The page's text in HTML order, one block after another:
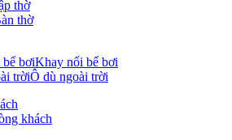
thờ
thờ
Khay nổi bể bơi
Ô dù ngoài trời
khách